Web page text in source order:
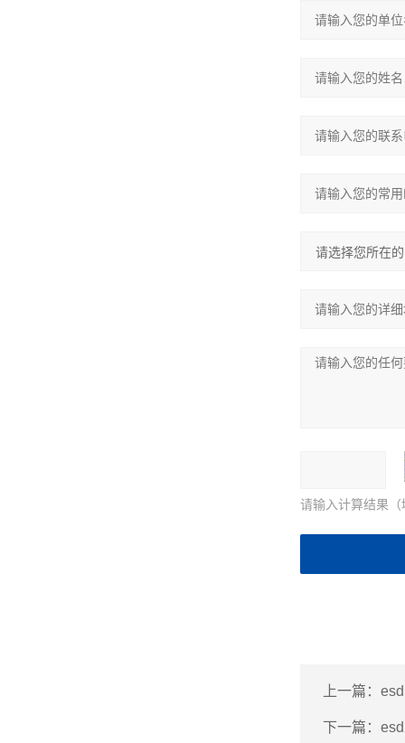
请输入计算结果
上一篇：
下一篇：